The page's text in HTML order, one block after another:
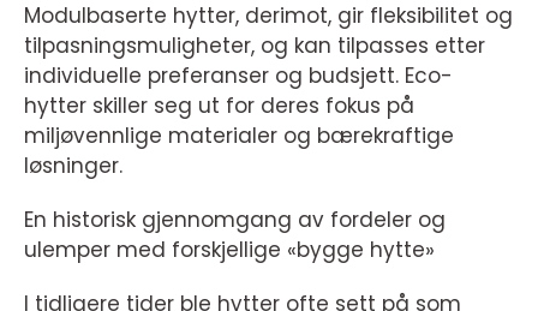
Modulbaserte hytter, derimot, gir fleksibilitet og
tilpasningsmuligheter, og kan tilpasses etter
individuelle preferanser og budsjett. Eco-
hytter skiller seg ut for deres fokus på
miljøvennlige materialer og bærekraftige
løsninger.
En historisk gjennomgang av fordeler og
ulemper med forskjellige «bygge hytte»
I tidligere tider ble hytter ofte sett på som